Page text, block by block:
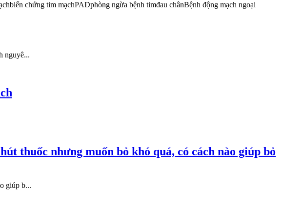
biến chứng tim mạchPADphòng ngừa bệnh timđau chânBệnh động mạch ngoại
nguyê...
thuốc nhưng muốn bỏ khó quá, có cách nào giúp bỏ
giúp b...